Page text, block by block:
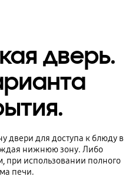
дверь.
двери для доступа к блюду в
нижнюю зону. Либо
при использовании полного
печи.